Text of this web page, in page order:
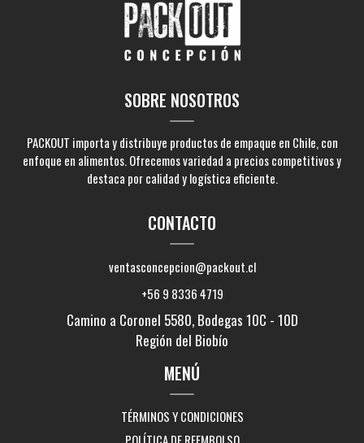
SOBRE NOSOTROS
PACKOUT importa y distribuye productos de empaque en Chile, con
enfoque en alimentos. Ofrecemos variedad a precios competitivos y
destaca por calidad y logística eficiente.
CONTACTO
ventasconcepcion@packout.cl
+56 9 8336 4719
Camino a Coronel 5580, Bodegas 10C - 10D
Región del Biobío
MENÚ
TÉRMINOS Y CONDICIONES